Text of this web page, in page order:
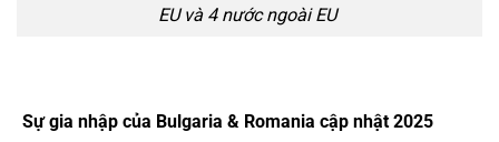
EU và 4 nước ngoài EU
Sự gia nhập của Bulgaria & Romania cập nhật 2025